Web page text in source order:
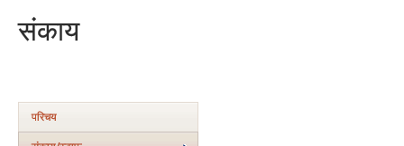
संकाय
परिचय